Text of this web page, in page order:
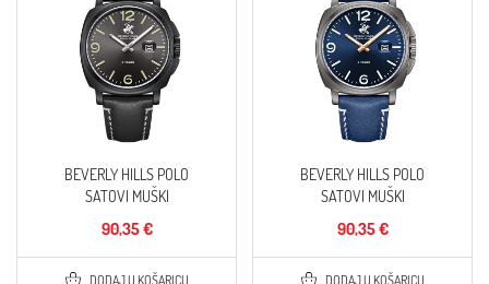
BEVERLY HILLS POLO
SATOVI MUŠKI
90,35 €
DODAJ U KOŠARICU
BEVERLY HILLS POLO
SATOVI MUŠKI
90,35 €
DODAJ U KOŠARICU